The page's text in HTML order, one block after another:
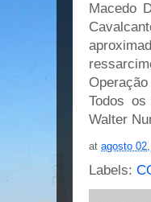
Macedo
Todos
Walter
at agosto
Labels: